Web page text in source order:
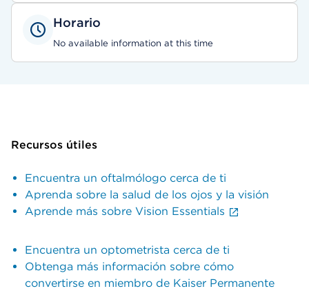
Horario
No available information at this time
Recursos útiles
Encuentra un oftalmólogo cerca de ti
Aprenda sobre la salud de los ojos y la visión
Aprende más sobre Vision Essentials
Encuentra un optometrista cerca de ti
Obtenga más información sobre cómo
convertirse en miembro de Kaiser Permanente